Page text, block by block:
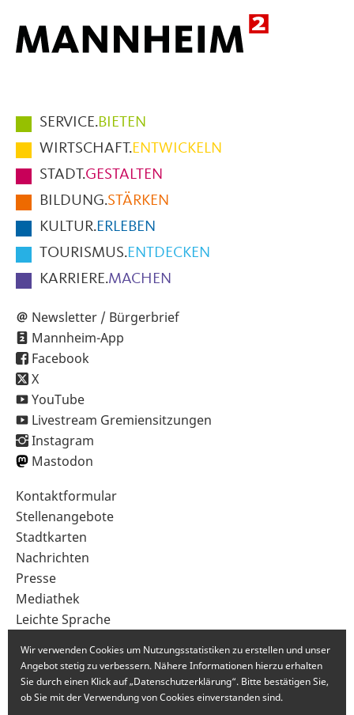
Hauptmenüpunkte
im
Fußbereich
der
Seite
SERVICE.BIETEN
WIRTSCHAFT.ENTWICKELN
STADT.GESTALTEN
BILDUNG.STÄRKEN
KULTUR.ERLEBEN
TOURISMUS.ENTDECKEN
KARRIERE.MACHEN
Newsletter / Bürgerbrief
Mannheim-App
Facebook
X
YouTube
Livestream Gremiensitzungen
Instagram
Mastodon
Sekundärnavigation
im
Fußbereich
Kontaktformular
Stellenangebote
Stadtkarten
Nachrichten
Presse
Mediathek
Leichte Sprache
Wir verwenden Cookies um Nutzungsstatistiken zu erstellen und unser
Angebot stetig zu verbessern. Nähere Informationen hierzu erhalten
Sie durch einen Klick auf „Datenschutzerklärung“. Bitte bestätigen Sie,
ob Sie mit der Verwendung von Cookies einverstanden sind.